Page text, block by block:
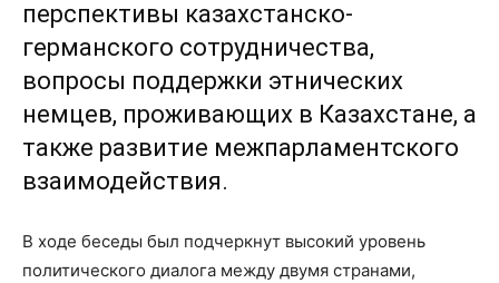
перспективы казахстанско-
германского сотрудничества,
вопросы поддержки этнических
немцев, проживающих в Казахстане, а
также развитие межпарламентского
взаимодействия.
В ходе беседы был подчеркнут высокий уровень
политического диалога между двумя странами,